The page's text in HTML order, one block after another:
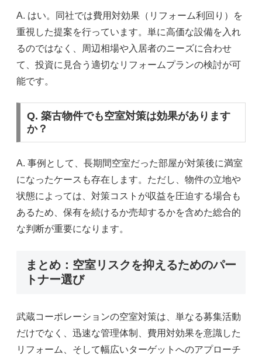
A. はい。同社では費用対効果（リフォーム利回り）を
重視した提案を行っています。単に高価な設備を入れ
るのではなく、周辺相場や入居者のニーズに合わせ
て、投資に見合う適切なリフォームプランの検討が可
能です。
Q. 築古物件でも空室対策は効果があります
か？
A. 事例として、長期間空室だった部屋が対策後に満室
になったケースも存在します。ただし、物件の立地や
状態によっては、対策コストが収益を圧迫する場合も
あるため、保有を続けるか売却するかを含めた総合的
な判断が重要になります。
まとめ：空室リスクを抑えるためのパー
トナー選び
武蔵コーポレーションの空室対策は、単なる募集活動
だけでなく、迅速な管理体制、費用対効果を意識した
リフォーム、そして幅広いターゲットへのアプローチ